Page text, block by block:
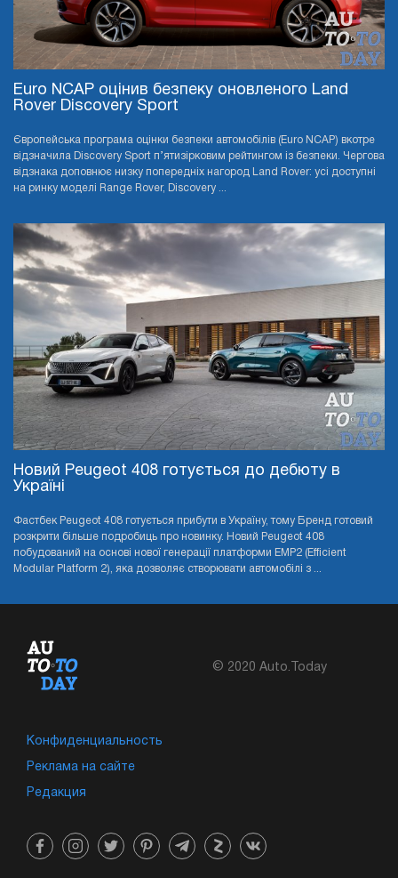
Euro NCAP оцінив безпеку оновленого Land
Rover Discovery Sport
Європейська програма оцінки безпеки автомобілів (Euro NCAP) вкотре
відзначила Discovery Sport п’ятизірковим рейтингом із безпеки. Чергова
відзнака доповнює низку попередніх нагород Land Rover: усі доступні
на ринку моделі Range Rover, Discovery ...
Новий Peugeot 408 готується до дебюту в
Україні
Фастбек Peugeot 408 готується прибути в Україну, тому Бренд готовий
розкрити більше подробиць про новинку. Новий Peugeot 408
побудований на основі нової генерації платформи EMP2 (Efficient
Modular Platform 2), яка дозволяє створювати автомобілі з ...
© 2020 Auto.Today
Конфиденциальность
Реклама на сайте
Редакция